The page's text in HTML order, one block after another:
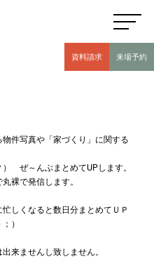
日記(豊中市 モデルハウス有)
資料請求 来場予約
件写真や「家づくり」に関する
ぜ～んぶまとめてUPします。
裸で発信します。
しくなると数日分まとめてＵＰ
）
来ませんし致しません。